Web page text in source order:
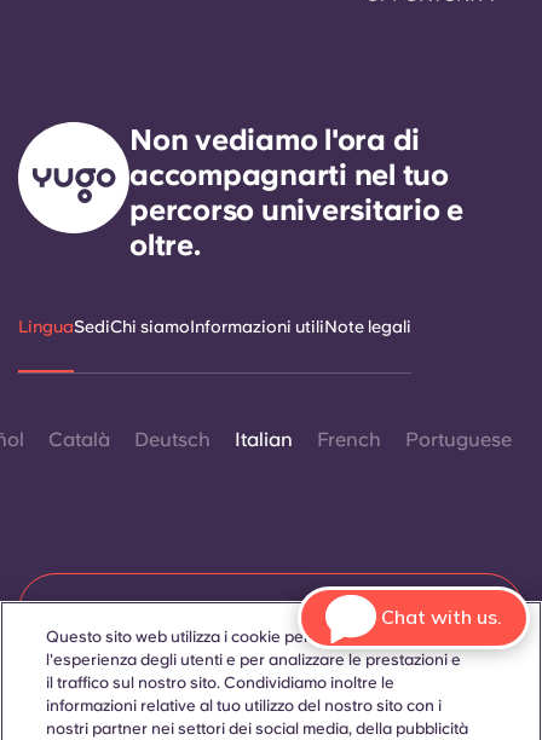
Non vediamo l'ora di
accompagnarti nel tuo
percorso universitario e
oltre.
LinguaSediChi siamoInformazioni utiliNote legali
Català Deutsch Italian French Portuguese
Contattaci
© 2026. Tutti i diritti riservati.
Laddove in questo sito web compaiano termini che indicano
Questo sito web utilizza i cookie per migliorare
l'esperienza degli utenti e per analizzare le prestazioni e
il traffico sul nostro sito. Condividiamo inoltre le
informazioni relative al tuo utilizzo del nostro sito con i
nostri partner nei settori dei social media, della pubblicità
Chat with us.